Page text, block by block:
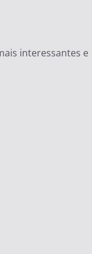
interessantes e